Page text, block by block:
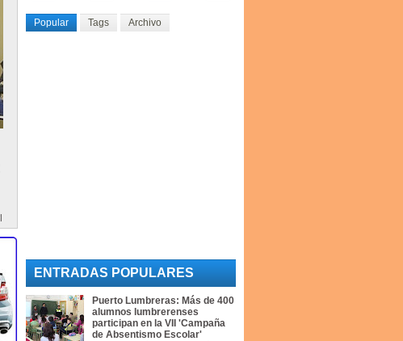
Popular Tags Archivo
ENTRADAS POPULARES
Puerto Lumbreras: Más de 400
alumnos lumbrerenses
participan en la VII 'Campaña
de Absentismo Escolar'